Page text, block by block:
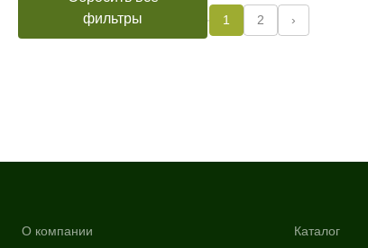
фильтры
1 2 ›
О компании Каталог